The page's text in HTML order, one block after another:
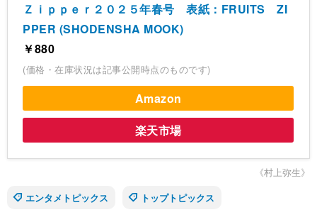
Ｚｉｐｐｅｒ２０２５年春号 表紙：FRUITS ZI
PPER (SHODENSHA MOOK)
￥880
(価格・在庫状況は記事公開時点のものです)
Amazon
楽天市場
《村上弥生》
エンタメトピックス
トップトピックス